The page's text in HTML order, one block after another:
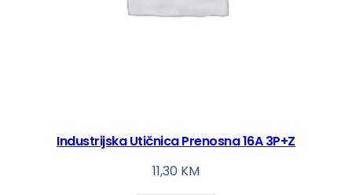
Industrijska Utičnica Prenosna 16A 3P+Z
11,30 KM